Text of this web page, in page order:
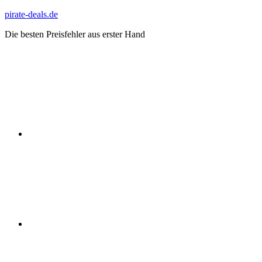
Zum
springen
pirate-deals.de
Die besten Preisfehler aus erster Hand